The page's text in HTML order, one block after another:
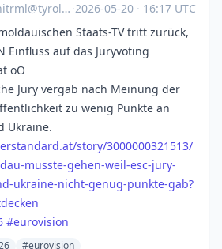
·2026-05-20 · 16:17 UTC
Staats-TV tritt zurück,
Einfluss auf das Juryvoting
oO
Jury vergab nach Meinung der
zu wenig Punkte an
Ukraine.
story/3000000321513/
musste-gehen-weil-esc-jury-
ukraine-nicht-genug-punkte-gab?
#eurovision
#eurovision